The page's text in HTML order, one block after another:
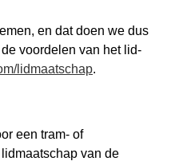
en dat doen we dus
voordelen van het lid­
lidmaatschap.
een tram- of
van de